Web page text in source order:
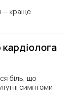
— краще
кардіолога
біль, що
симптоми